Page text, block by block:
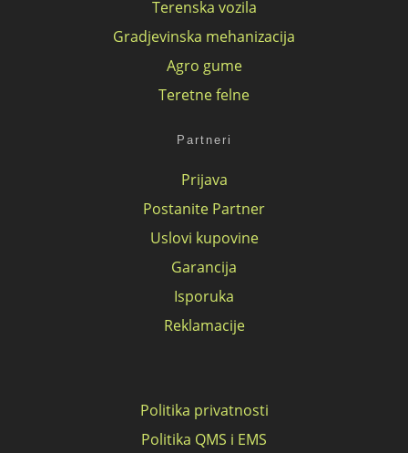
Terenska vozila
Gradjevinska mehanizacija
Agro gume
Teretne felne
Partneri
Prijava
Postanite Partner
Uslovi kupovine
Garancija
Isporuka
Reklamacije
Politika privatnosti
Politika QMS i EMS